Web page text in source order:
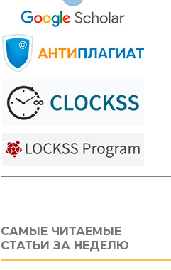
САМЫЕ ЧИТАЕМЫЕ
СТАТЬИ ЗА НЕДЕЛЮ